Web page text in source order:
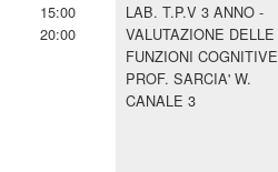
15:00
20:00
LAB. T.P.V 3 ANNO -
VALUTAZIONE DELLE
FUNZIONI COGNITIVE
PROF. SARCIA' W.
CANALE 3